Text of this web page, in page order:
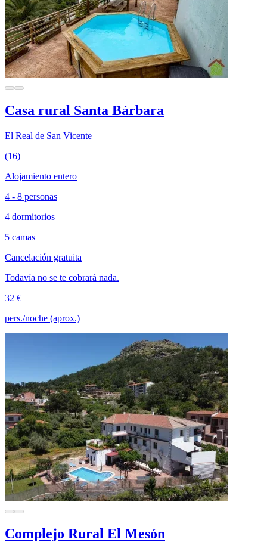
Casa rural Santa Bárbara
El Real de San Vicente
(16)
Alojamiento entero
4 - 8 personas
4 dormitorios
5 camas
Cancelación gratuita
Todavía no se te cobrará nada.
32 €
pers./noche (aprox.)
Complejo Rural El Mesón